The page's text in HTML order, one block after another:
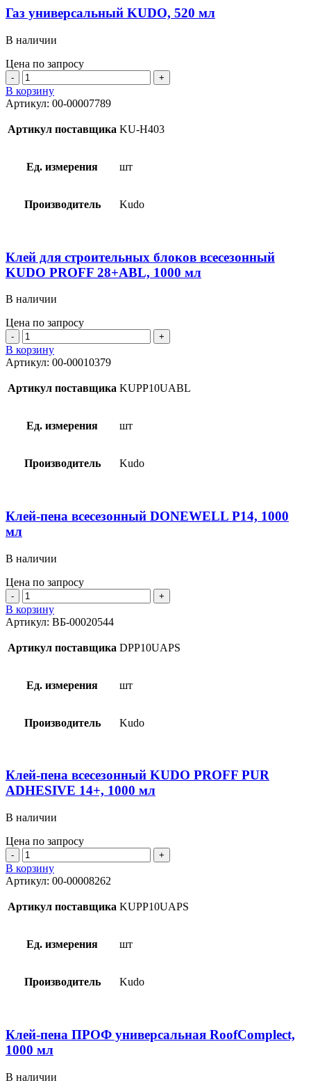
Газ универсальный KUDO, 520 мл
В наличии
Цена по запросу
Количество
товара
Газ
универсальный
KUDO,
В корзину
Артикул: 00-00007789
Артикул поставщика KU-H403
Ед. измерения шт
Производитель Kudo
Клей для строительных блоков всесезонный
KUDO PROFF 28+ABL, 1000 мл
В наличии
Цена по запросу
Количество
товара
Клей
для
строительных
блоков
KUDO
PROFF
1000
мл
В корзину
Артикул: 00-00010379
Артикул поставщика KUPP10UABL
Ед. измерения шт
Производитель Kudo
Клей-пена всесезонный DONEWELL P14, 1000
мл
В наличии
Цена по запросу
Количество
товара
Клей-
пена
всесезонный
DONEWELL
1000
В корзину
Артикул: ВБ-00020544
Артикул поставщика DPP10UAPS
Ед. измерения шт
Производитель Kudo
Клей-пена всесезонный KUDO PROFF PUR
ADHESIVE 14+, 1000 мл
В наличии
Цена по запросу
Количество
товара
Клей-
пена
всесезонный
KUDO
PUR
ADHESIVE
1000
мл
В корзину
Артикул: 00-00008262
Артикул поставщика KUPP10UAPS
Ед. измерения шт
Производитель Kudo
Клей-пена ПРОФ универсальная RoofComplect,
1000 мл
В наличии